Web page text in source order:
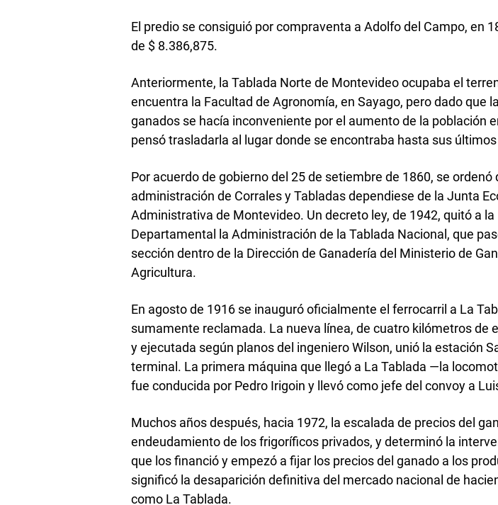
El predio se consiguió por compraventa a Adolfo del Campo, en
de $ 8.386,875.
Anteriormente, la Tablada Norte de Montevideo ocupaba el
encuentra la Facultad de Agronomía, en Sayago, pero dado que
ganados se hacía inconveniente por el aumento de la población
pensó trasladarla al lugar donde se encontraba hasta sus
Por acuerdo de gobierno del 25 de setiembre de 1860, se ordenó
administración de Corrales y Tabladas dependiese de la Junta
Administrativa de Montevideo. Un decreto ley, de 1942, quitó a
Departamental la Administración de la Tablada Nacional, que
sección dentro de la Dirección de Ganadería del Ministerio de
Agricultura.
En agosto de 1916 se inauguró oficialmente el ferrocarril a La
sumamente reclamada. La nueva línea, de cuatro kilómetros de
y ejecutada según planos del ingeniero Wilson, unió la estación
terminal. La primera máquina que llegó a La Tablada —la
fue conducida por Pedro Irigoin y llevó como jefe del convoy a
Muchos años después, hacia 1972, la escalada de precios del
endeudamiento de los frigoríficos privados, y determinó la
que los financió y empezó a fijar los precios del ganado a los
significó la desaparición definitiva del mercado nacional de
como La Tablada.